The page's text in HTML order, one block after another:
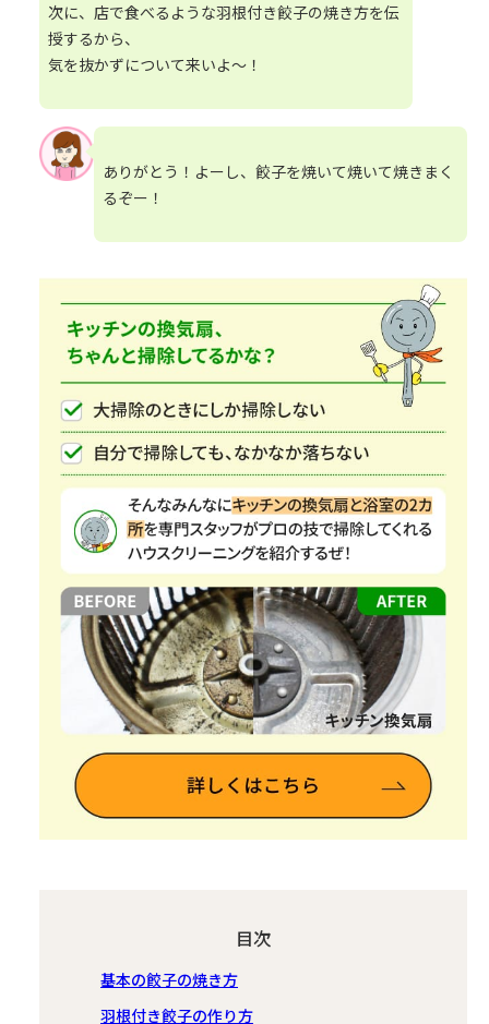
次に、店で食べるような羽根付き餃子の焼き方を伝
授するから、
気を抜かずについて来いよ～！
ありがとう！よーし、餃子を焼いて焼いて焼きまく
るぞー！
目次
基本の餃子の焼き方
羽根付き餃子の作り方